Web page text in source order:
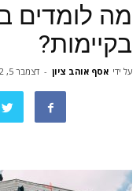
מה לומדים
בקיימות?
על ידי אסף אוהב ציון - דצמבר 5, 2022